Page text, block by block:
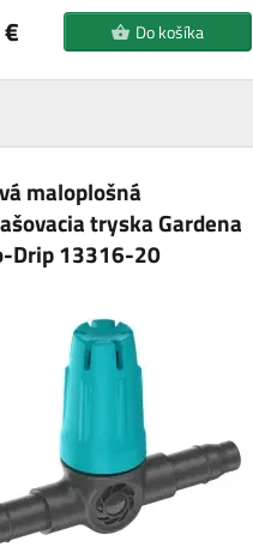
Do košíka
maloplošná
tryska Gardena
Drip 13316-20